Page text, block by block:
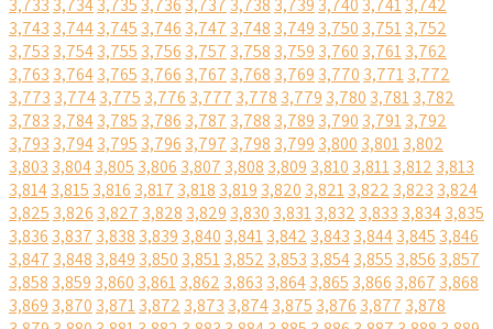
3,733 3,7343,735 3,736 3,737 3,738 3,739 3,740 3,7413,742
3,743 3,7443,745 3,746 3,747 3,748 3,749 3,750 3,7513,752
3,753 3,7543,755 3,756 3,757 3,758 3,759 3,760 3,7613,762
3,763 3,7643,765 3,766 3,767 3,768 3,769 3,770 3,7713,772
3,773 3,7743,775 3,776 3,777 3,778 3,779 3,780 3,7813,782
3,783 3,7843,785 3,786 3,787 3,788 3,789 3,790 3,7913,792
3,793 3,7943,795 3,796 3,797 3,798 3,799 3,800 3,8013,802
3,803 3,8043,805 3,806 3,807 3,808 3,809 3,810 3,8113,812 3,813
3,8143,815 3,816 3,817 3,818 3,819 3,820 3,8213,822 3,823 3,824
3,825 3,826 3,827 3,828 3,829 3,830 3,8313,832 3,833 3,8343,835
3,836 3,837 3,838 3,839 3,840 3,8413,842 3,843 3,8443,845 3,846
3,847 3,848 3,849 3,850 3,8513,852 3,853 3,8543,855 3,856 3,857
3,858 3,859 3,860 3,8613,862 3,863 3,8643,865 3,866 3,867 3,868
3,869 3,870 3,8713,872 3,873 3,8743,875 3,876 3,877 3,878